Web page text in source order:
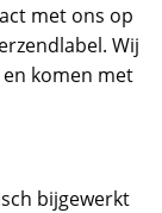
met ons op
Wij
komen met
bijgewerkt